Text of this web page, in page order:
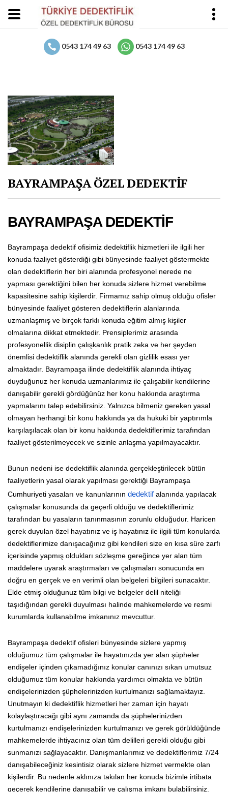
0543 174 49 63 0543 174 49 63
BAYRAMPAŞA ÖZEL DEDEKTİF
BAYRAMPAŞA DEDEKTİF
Bayrampaşa dedektif ofisimiz dedektiflik hizmetleri ile ilgili her
konuda faaliyet gösterdiği gibi bünyesinde faaliyet göstermekte
olan dedektiflerin her biri alanında profesyonel nerede ne
yapması gerektiğini bilen her konuda sizlere hizmet verebilme
kapasitesine sahip kişilerdir. Firmamız sahip olmuş olduğu ofisler
bünyesinde faaliyet gösteren dedektiflerin alanlarında
uzmanlaşmış ve birçok farklı konuda eğitim almış kişiler
olmalarına dikkat etmektedir. Prensiplerimiz arasında
profesyonellik disiplin çalışkanlık pratik zeka ve her şeyden
önemlisi dedektiflik alanında gerekli olan gizlilik esası yer
almaktadır. Bayrampaşa ilinde dedektiflik alanında ihtiyaç
duyduğunuz her konuda uzmanlarımız ile çalışabilir kendilerine
danışabilir gerekli gördüğünüz her konu hakkında araştırma
yapmalarını talep edebilirsiniz. Yalnızca bilmeniz gereken yasal
olmayan herhangi bir konu hakkında ya da hukuki bir yaptırımla
karşılaşılacak olan bir konu hakkında dedektiflerimiz tarafından
faaliyet gösterilmeyecek ve sizinle anlaşma yapılmayacaktır.
Bunun nedeni ise dedektiflik alanında gerçekleştirilecek bütün
faaliyetlerin yasal olarak yapılması gerektiği Bayrampaşa
Cumhuriyeti yasaları ve kanunlarının dedektifalanında yapılacak
çalışmalar konusunda da geçerli olduğu ve dedektiflerimiz
tarafından bu yasaların tanınmasının zorunlu olduğudur. Haricen
gerek duyulan özel hayatınız ve iş hayatınız ile ilgili tüm konularda
dedektiflerimize danışacağınız gibi kendileri size en kısa süre zarfı
içerisinde yapmış oldukları sözleşme gereğince yer alan tüm
maddelere uyarak araştırmaları ve çalışmaları sonucunda en
doğru en gerçek ve en verimli olan belgeleri bilgileri sunacaktır.
Elde etmiş olduğunuz tüm bilgi ve belgeler delil niteliği
taşıdığından gerekli duyulması halinde mahkemelerde ve resmi
kurumlarda kullanabilme imkanınız mevcuttur.
Bayrampaşa dedektif ofisleri bünyesinde sizlere yapmış
olduğumuz tüm çalışmalar ile hayatınızda yer alan şüpheler
endişeler içinden çıkamadığınız konular canınızı sıkan umutsuz
olduğumuz tüm konular hakkında yardımcı olmakta ve bütün
endişelerinizden şüphelerinizden kurtulmanızı sağlamaktayız.
Unutmayın ki dedektiflik hizmetleri her zaman için hayatı
kolaylaştıracağı gibi aynı zamanda da şüphelerinizden
kurtulmanızı endişelerinizden kurtulmanızı ve gerek görüldüğünde
mahkemelerde ihtiyacınız olan tüm delilleri gerekli olduğu gibi
sunmanızı sağlayacaktır. Danışmanlarımız ve dedektiflerimiz 7/24
danışabileceğiniz kesintisiz olarak sizlere hizmet vermekte olan
kişilerdir. Bu nedenle aklınıza takılan her konuda bizimle irtibata
geçerek kendilerine danışabilir ve çalışma imkanı bulabilirsiniz.